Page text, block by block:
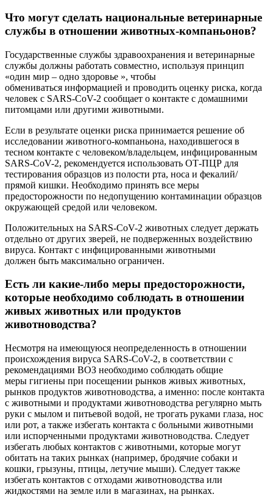
Что могут сделать национальные ветеринарные
службы в отношении животных-компаньонов?
Государственные службы здравоохранения и ветеринарные
службы должны работать совместно, используя принцип
«один мир – одно здоровье », чтобы
обмениваться информацией и проводить оценку риска, когда
человек с SARS-CoV-2 сообщает о контакте с домашними
питомцами или другими животными.
Если в результате оценки риска принимается решение об
исследовании животного-компаньона, находившегося в
тесном контакте с человеком/владельцем, инфицированным
SARS-CoV-2, рекомендуется использовать ОТ-ПЦР для
тестирования образцов из полости рта, носа и фекалий/
прямой кишки. Необходимо принять все меры
предосторожности по недопущению контаминации образцов
окружающей средой или человеком.
Положительных на SARS-CoV-2 животных следует держать
отдельно от других зверей, не подверженных воздействию
вируса. Контакт с инфицированными животными
должен быть максимально ограничен.
Есть ли какие-либо меры предосторожности,
которые необходимо соблюдать в отношении
живых животных или продуктов
животноводства?
Несмотря на имеющуюся неопределенность в отношении
происхождения вируса SARS-CoV-2, в соответствии с
рекомендациями ВОЗ необходимо соблюдать общие
меры гигиены при посещении рынков живых животных,
рынков продуктов животноводства, а именно: после контакта
с животными и продуктами животноводства регулярно мыть
руки с мылом и питьевой водой, не трогать руками глаза, нос
или рот, а также избегать контакта с больными животными
или испорченными продуктами животноводства. Следует
избегать любых контактов с животными, которые могут
обитать на таких рынках (например, бродячие собаки и
кошки, грызуны, птицы, летучие мыши). Следует также
избегать контактов с отходами животноводства или
жидкостями на земле или в магазинах, на рынках.